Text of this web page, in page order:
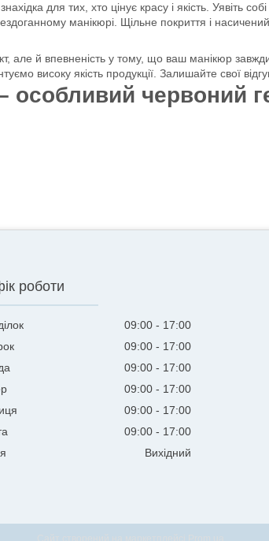
для тих, хто цінує красу і якість. Уявіть
манікюрі. Щільне покриття і
й впевненість у тому, що ваш манікюр
високу якість продукції. Залишайте свої
особливий червоний
роботи
09:00
17:00
09:00
17:00
09:00
17:00
09:00
17:00
09:00
17:00
09:00
17:00
Вихідний